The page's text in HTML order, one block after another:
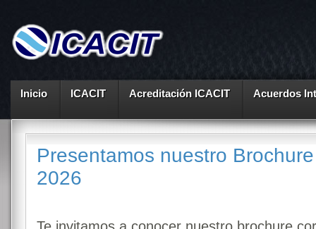
Inicio ICACIT Acreditación ICACIT Acuerdos
Presentamos nuestro
2026